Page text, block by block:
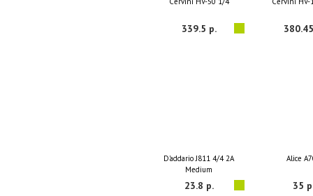
339.5 р.
D'addario J811 4/4 2A
Medium
23.8 р.
Alice
35